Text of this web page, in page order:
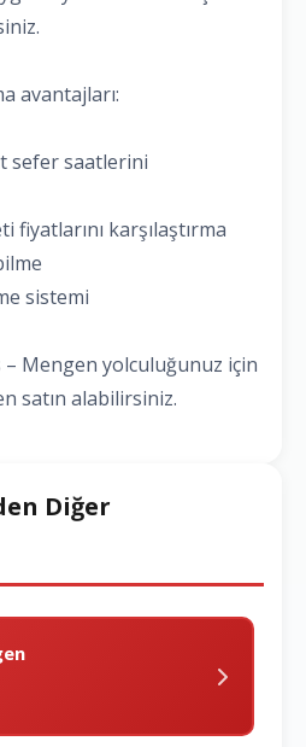
avantajları:
sefer saatlerini
fiyatlarını karşılaştırma
sistemi
– Mengen yolculuğunuz için
satın alabilirsiniz.
Diğer